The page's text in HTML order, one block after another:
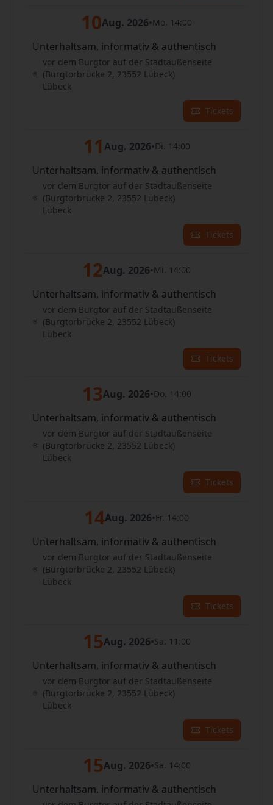
10Aug. 2026•Mo. 14:00
Unterhaltsam, informativ & authentisch
vor dem Burgtor auf der Stadtaußenseite
(Burgtorbrücke 2, 23552 Lübeck)
Lübeck
Tickets
11 Aug. 2026•Di. 14:00
Unterhaltsam, informativ & authentisch
vor dem Burgtor auf der Stadtaußenseite
(Burgtorbrücke 2, 23552 Lübeck)
Lübeck
Tickets
12Aug. 2026•Mi. 14:00
Unterhaltsam, informativ & authentisch
vor dem Burgtor auf der Stadtaußenseite
(Burgtorbrücke 2, 23552 Lübeck)
Lübeck
Tickets
13Aug. 2026•Do. 14:00
Unterhaltsam, informativ & authentisch
vor dem Burgtor auf der Stadtaußenseite
(Burgtorbrücke 2, 23552 Lübeck)
Lübeck
Tickets
14Aug. 2026•Fr. 14:00
Unterhaltsam, informativ & authentisch
vor dem Burgtor auf der Stadtaußenseite
(Burgtorbrücke 2, 23552 Lübeck)
Lübeck
Tickets
15Aug. 2026•Sa. 11:00
Unterhaltsam, informativ & authentisch
vor dem Burgtor auf der Stadtaußenseite
(Burgtorbrücke 2, 23552 Lübeck)
Lübeck
Tickets
15Aug. 2026•Sa. 14:00
Unterhaltsam, informativ & authentisch